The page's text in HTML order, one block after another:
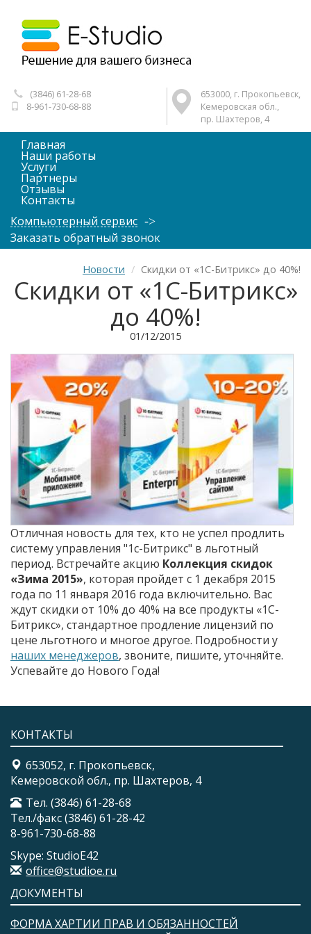
(3846) 61-28-68
8-961-730-68-88
653000, г. Прокопьевск,
Кемеровская обл.,
пр. Шахтеров, 4
Главная
Наши работы
Услуги
Партнеры
Отзывы
Контакты
Компьютерный сервис
Заказать обратный звонок
Новости Скидки от «1С-Битрикс» до 40%!
Скидки от «1С-Битрикс»
до 40%!
01/12/2015
Отличная новость для тех, кто не успел продлить
систему управления "1с-Битрикс" в льготный
период. Встречайте акцию Коллекция скидок
«Зима 2015», которая пройдет с 1 декабря 2015
года по 11 января 2016 года включительно. Вас
ждут скидки от 10% до 40% на все продукты «1С-
Битрикс», стандартное продление лицензий по
цене льготного и многое другое. Подробности у
наших менеджеров, звоните, пишите, уточняйте.
Успевайте до Нового Года!
КОНТАКТЫ
653052, г. Прокопьевск,
Кемеровской обл., пр. Шахтеров, 4
Тел. (3846) 61-28-68
Тел./факс (3846) 61-28-42
8-961-730-68-88
Skype: StudioE42
office@studioe.ru
ДОКУМЕНТЫ
ФОРМА ХАРТИИ ПРАВ И ОБЯЗАННОСТЕЙ